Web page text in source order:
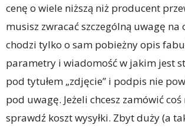
cenę o wiele niższą niż producent
musisz zwracać szczególną uwagę na
chodzi tylko o sam pobieżny opis
parametry i wiadomość w jakim jest
pod tytułem „zdjęcie” i podpis nie
pod uwagę. Jeżeli chcesz zamówić
sprawdź koszt wysyłki. Zbyt duży (a